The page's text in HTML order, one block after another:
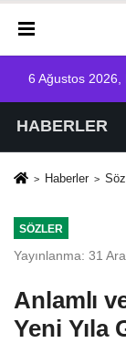
6 Ağustos 2026,
HABERLER
Haberler
SÖZLER
Yayınlanma: 31
Anlamlı
Yeni Yıla